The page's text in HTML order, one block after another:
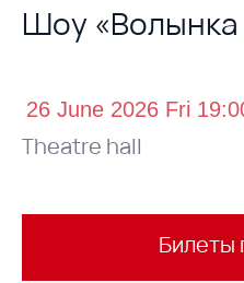
Шоу «Волынка
Theatre hall
Билеты